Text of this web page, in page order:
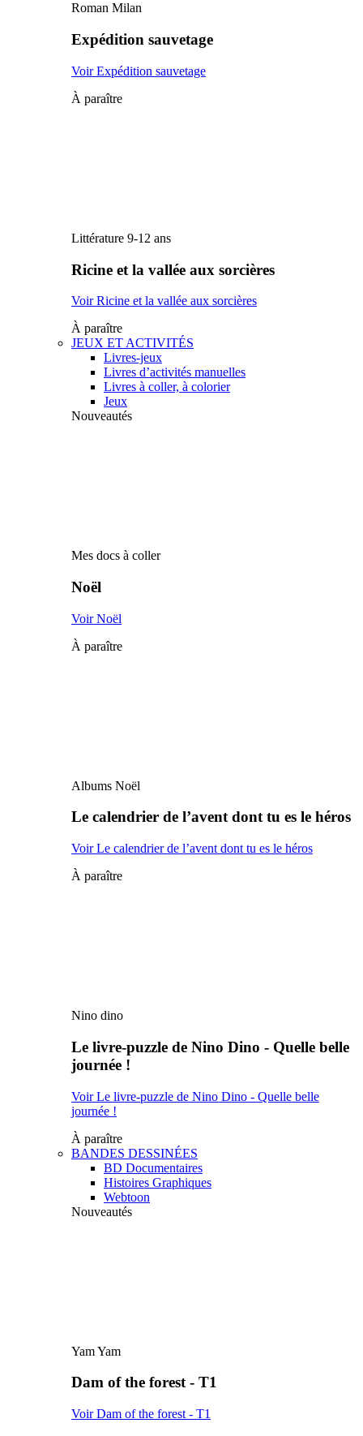
Roman Milan
Expédition sauvetage
Voir Expédition sauvetage
À paraître
Littérature 9-12 ans
Ricine et la vallée aux sorcières
Voir Ricine et la vallée aux sorcières
À paraître
JEUX ET ACTIVITÉS
Livres-jeux
Livres d’activités manuelles
Livres à coller, à colorier
Jeux
Nouveautés
Mes docs à coller
Noël
Voir Noël
À paraître
Albums Noël
Le calendrier de l’avent dont tu es le héros
Voir Le calendrier de l’avent dont tu es le héros
À paraître
Nino dino
Le livre-puzzle de Nino Dino - Quelle belle
journée !
Voir Le livre-puzzle de Nino Dino - Quelle belle
journée !
À paraître
BANDES DESSINÉES
BD Documentaires
Histoires Graphiques
Webtoon
Nouveautés
Yam Yam
Dam of the forest - T1
Voir Dam of the forest - T1